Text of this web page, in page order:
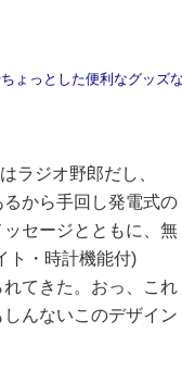
ょっとした便利なグッズ
ラジオ野郎だし、
から手回し発電式の
セージとともに、無
ト・時計機能付)
てきた。おっ、これ
んないこのデザイン